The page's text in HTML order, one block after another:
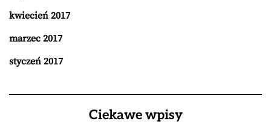
kwiecień 2017
marzec 2017
styczeń 2017
Ciekawe wpisy